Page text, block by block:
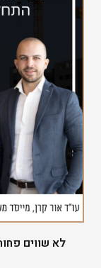
לא שווים